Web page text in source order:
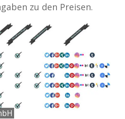
zu den Preisen.